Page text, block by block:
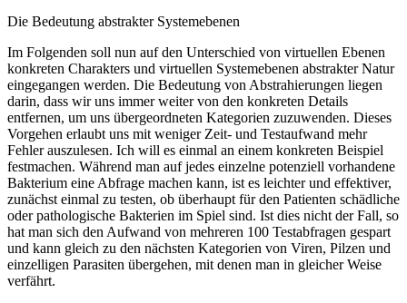
Die Bedeutung abstrakter Systemebenen
Im Folgenden soll nun auf den Unterschied von virtuellen Ebenen
konkreten Charakters und virtuellen Systemebenen abstrakter Natur
eingegangen werden. Die Bedeutung von Abstrahierungen liegen
darin, dass wir uns immer weiter von den konkreten Details
entfernen, um uns übergeordneten Kategorien zuzuwenden. Dieses
Vorgehen erlaubt uns mit weniger Zeit- und Testaufwand mehr
Fehler auszulesen. Ich will es einmal an einem konkreten Beispiel
festmachen. Während man auf jedes einzelne potenziell vorhandene
Bakterium eine Abfrage machen kann, ist es leichter und effektiver,
zunächst einmal zu testen, ob überhaupt für den Patienten schädliche
oder pathologische Bakterien im Spiel sind. Ist dies nicht der Fall, so
hat man sich den Aufwand von mehreren 100 Testabfragen gespart
und kann gleich zu den nächsten Kategorien von Viren, Pilzen und
einzelligen Parasiten übergehen, mit denen man in gleicher Weise
verfährt.